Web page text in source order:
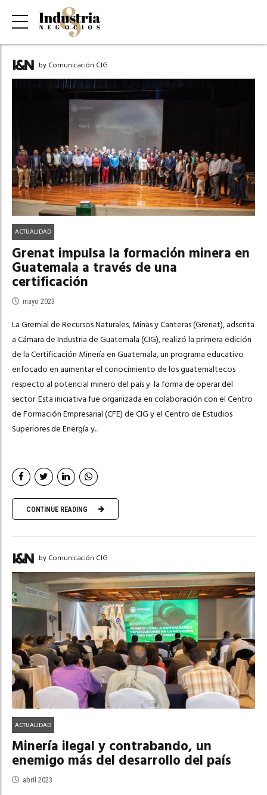
by Comunicación CIG
ACTUALIDAD
Grenat impulsa la formación minera en
Guatemala a través de una
certificación
mayo 2023
La Gremial de Recursos Naturales, Minas y Canteras (Grenat), adscrita
a Cámara de Industria de Guatemala (CIG), realizó la primera edición
de la Certificación Minería en Guatemala, un programa educativo
enfocado en aumentar el conocimiento de los guatemaltecos
respecto al potencial minero del país y la forma de operar del
sector. Esta iniciativa fue organizada en colaboración con el Centro
de Formación Empresarial (CFE) de CIG y el Centro de Estudios
Superiores de Energía y...
CONTINUE READING
by Comunicación CIG
ACTUALIDAD
Minería ilegal y contrabando, un
enemigo más del desarrollo del país
abril 2023